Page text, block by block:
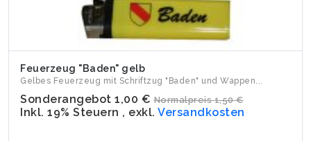
Feuerzeug "Baden" gelb
Gelbes Feuerzeug mit Schriftzug "Baden" und Wappen...
Sonderangebot 1,00 € Normalpreis 1,50 €
Inkl. 19% Steuern , exkl. Versandkosten